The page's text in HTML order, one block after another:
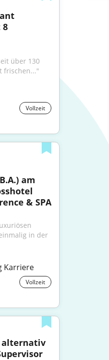
Aushilfe Verkauf Restaurant
über 130
frischen..."
Vollzeit
am
& SPA
in der
Karriere
Vollzeit
alternativ